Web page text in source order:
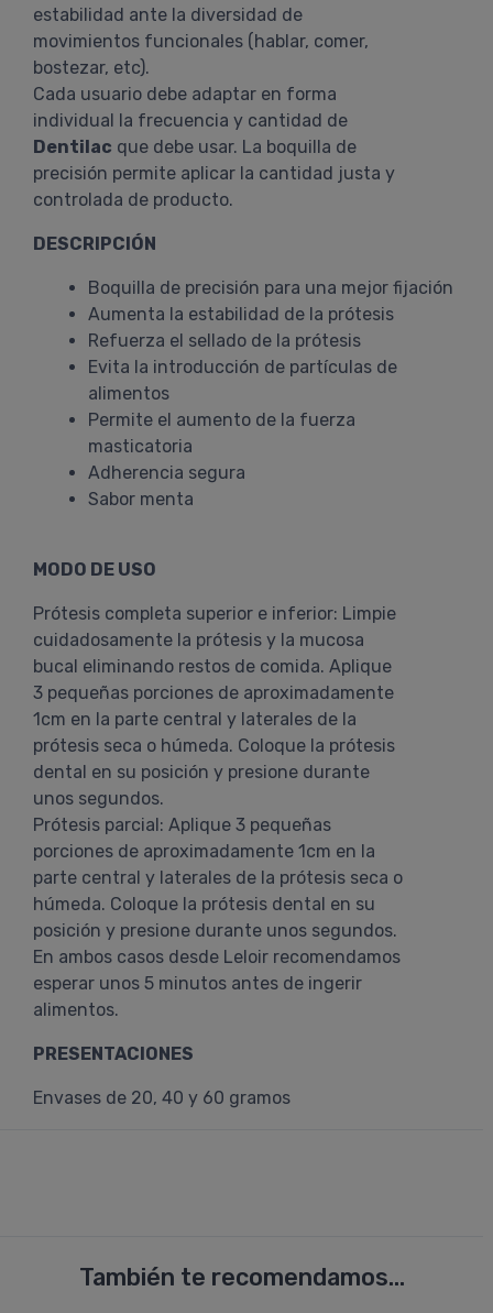
estabilidad ante la diversidad de
movimientos funcionales (hablar, comer,
bostezar, etc).
Cada usuario debe adaptar en forma
individual la frecuencia y cantidad de
Dentilac que debe usar. La boquilla de
precisión permite aplicar la cantidad justa y
controlada de producto.
DESCRIPCIÓN
Boquilla de precisión para una mejor fijación
Aumenta la estabilidad de la prótesis
Refuerza el sellado de la prótesis
Evita la introducción de partículas de
alimentos
Permite el aumento de la fuerza
masticatoria
Adherencia segura
Sabor menta
MODO DE USO
Prótesis completa superior e inferior: Limpie
cuidadosamente la prótesis y la mucosa
bucal eliminando restos de comida. Aplique
3 pequeñas porciones de aproximadamente
1cm en la parte central y laterales de la
prótesis seca o húmeda. Coloque la prótesis
dental en su posición y presione durante
unos segundos.
Prótesis parcial: Aplique 3 pequeñas
porciones de aproximadamente 1cm en la
parte central y laterales de la prótesis seca o
húmeda. Coloque la prótesis dental en su
posición y presione durante unos segundos.
En ambos casos desde Leloir recomendamos
esperar unos 5 minutos antes de ingerir
alimentos.
PRESENTACIONES
Envases de 20, 40 y 60 gramos
También te recomendamos...